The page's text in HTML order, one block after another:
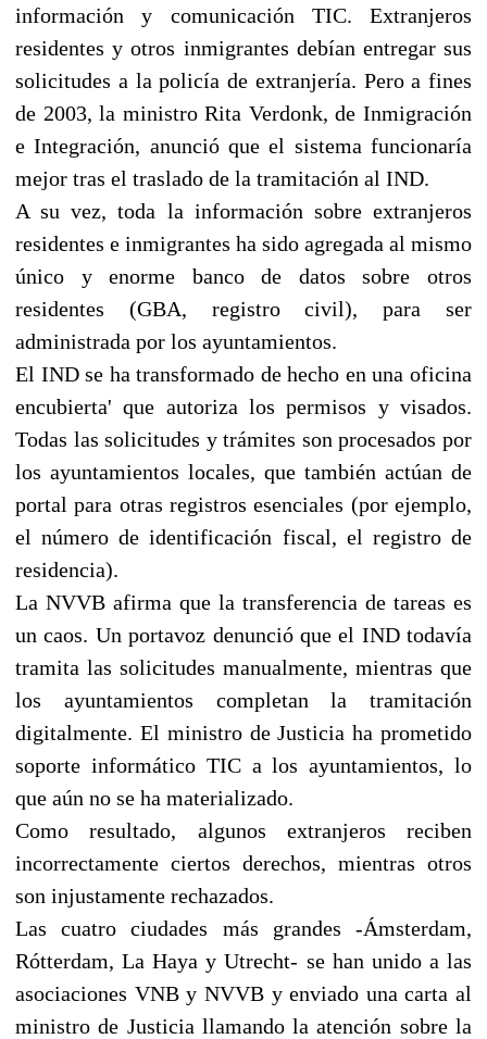
información y comunicación TIC. Extranjeros
residentes y otros inmigrantes debían entregar sus
solicitudes a la policía de extranjería. Pero a fines
de 2003, la ministro Rita Verdonk, de Inmigración
e Integración, anunció que el sistema funcionaría
mejor tras el traslado de la tramitación al IND.
A su vez, toda la información sobre extranjeros
residentes e inmigrantes ha sido agregada al mismo
único y enorme banco de datos sobre otros
residentes (GBA, registro civil), para ser
administrada por los ayuntamientos.
El IND se ha transformado de hecho en una oficina
encubierta' que autoriza los permisos y visados.
Todas las solicitudes y trámites son procesados por
los ayuntamientos locales, que también actúan de
portal para otras registros esenciales (por ejemplo,
el número de identificación fiscal, el registro de
residencia).
La NVVB afirma que la transferencia de tareas es
un caos. Un portavoz denunció que el IND todavía
tramita las solicitudes manualmente, mientras que
los ayuntamientos completan la tramitación
digitalmente. El ministro de Justicia ha prometido
soporte informático TIC a los ayuntamientos, lo
que aún no se ha materializado.
Como resultado, algunos extranjeros reciben
incorrectamente ciertos derechos, mientras otros
son injustamente rechazados.
Las cuatro ciudades más grandes -Ámsterdam,
Rótterdam, La Haya y Utrecht- se han unido a las
asociaciones VNB y NVVB y enviado una carta al
ministro de Justicia llamando la atención sobre la